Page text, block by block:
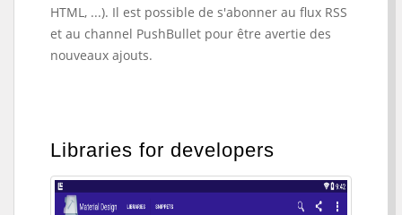
HTML, ...). Il est possible de s'abonner au flux RSS
et au channel PushBullet pour être avertie des
nouveaux ajouts.
Libraries for developers